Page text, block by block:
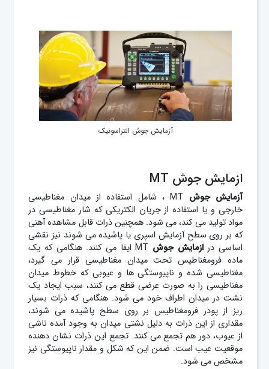
آزمایش جوش التراسونیک
ازمایش جوش MT
آزمایش جوش
MT ، شامل استفاده از میدان مغناطیسی
خارجی و یا استفاده از جریان الکتریکی که شار مغناطیسی در
مواد تولید می کند، می شود. همچنین ذرات قابل مشاهده آهنی
که بر روی سطح آزمایش اسپری یا پاشیده می شوند نیز نقشی
اساسی درازمایش جوش
MT ایفا می کنند. هنگامی که یک
ماده فرومغناطیس تحت میدان مغناطیسی قرار می گیرد،
مغناطیسی شده و ناپیوستگی ها و عیوبی که خطوط میدان
مغناطیسی را به صورت عرضی قطع می کنند، سبب ایجاد یک
نشت در میدان اطراف خود می شود. هنگامی که ذرات بسیار
ریز از پودر فرومغناطیس بر روی سطح پاشیده می شوند،
مقداری از این ذرات به دلیل نشتی میدان به وجود آمده ناشی
از عیوب، دور هم تجمع می کنند. تجمع این ذرات نشان دهنده
موقعیت عیب است. ضمن این که شکل و مقدار ناپیوستگی نیز
مشخص می شود.